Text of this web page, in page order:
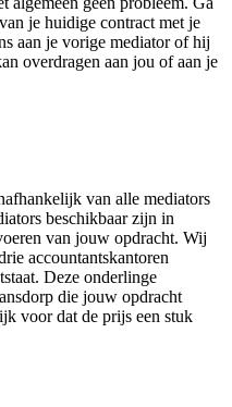
je huidige contract met je
aan je vorige mediator of hij
overdragen aan jou of aan je
van alle mediators
beschikbaar zijn in
van jouw opdracht. Wij
accountantskantoren
Deze onderlinge
die jouw opdracht
voor dat de prijs een stuk